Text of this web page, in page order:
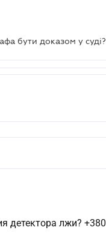
бути доказом у суді?
детектора лжи?